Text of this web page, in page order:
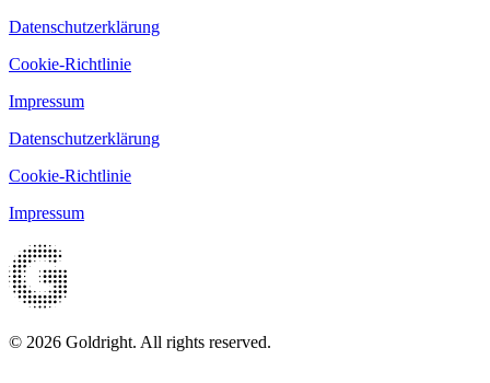
Datenschutzerklärung
Cookie-Richtlinie
Impressum
Datenschutzerklärung
Cookie-Richtlinie
Impressum
© 2026 Goldright. All rights reserved.